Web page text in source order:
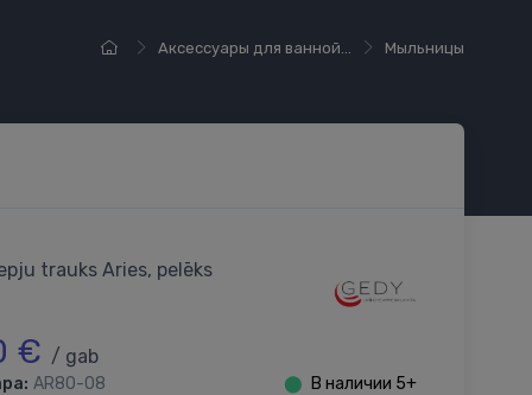
Аксессуары для ванной... Мыльницы
trauks Aries, pelēks
€ / gab
AR80-08 ⬤ В наличии 5+